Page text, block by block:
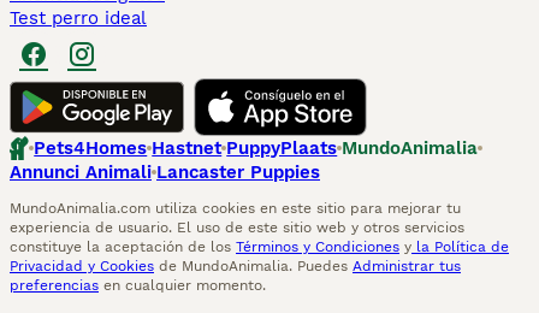
Test perro ideal
Pets4Homes Hastnet PuppyPlaats MundoAnimalia
Annunci Animali Lancaster Puppies
MundoAnimalia.com utiliza cookies en este sitio para mejorar tu
experiencia de usuario. El uso de este sitio web y otros servicios
constituye la aceptación de los Términos y Condiciones y la Política de
Privacidad y Cookies de MundoAnimalia. Puedes Administrar tus
preferencias en cualquier momento.